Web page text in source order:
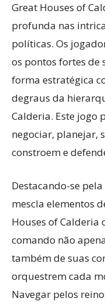
Great Houses of
profunda nas
políticas. Os
os pontos fortes
forma estratégica
degraus da
Calderia. Este jogo
negociar, planejar,
constroem e
Destacando-se
mescla elementos
Houses of Calderia
comando não
também de suas
orquestrem cada
Navegar pelos